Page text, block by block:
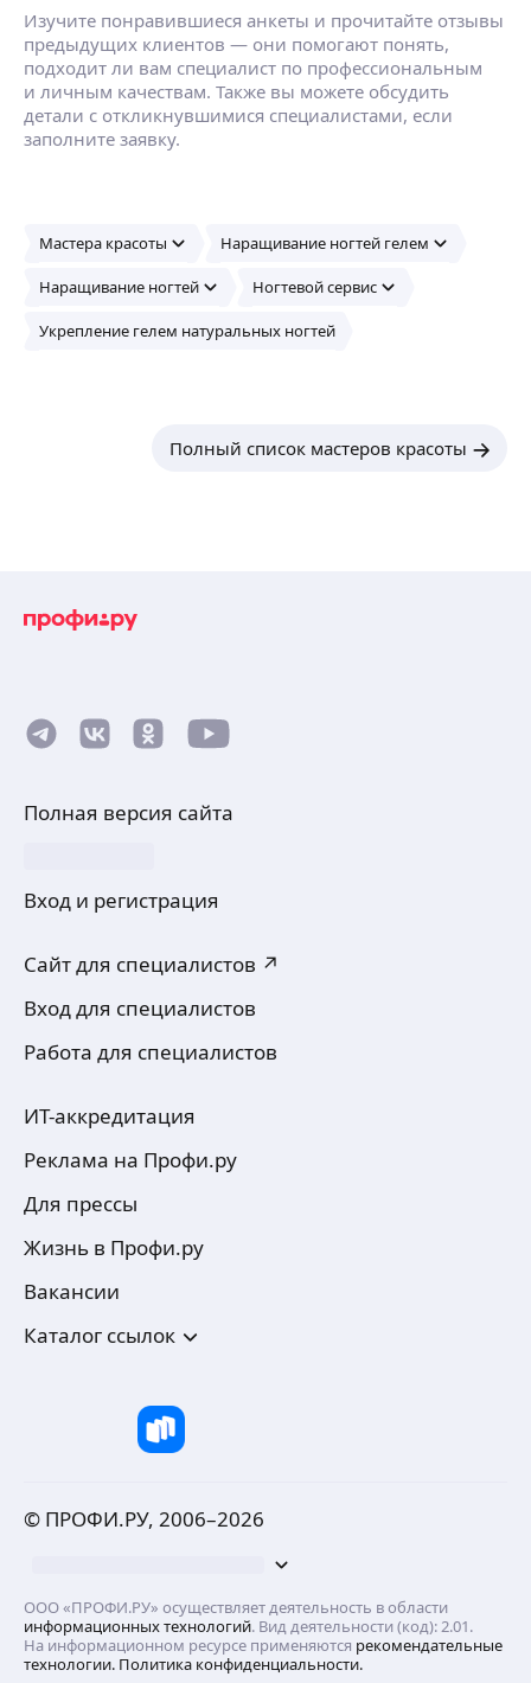
Изучите понравившиеся анкеты и прочитайте отзывы
предыдущих клиентов — они помогают понять,
подходит ли вам специалист по профессиональным
и личным качествам. Также вы можете обсудить
детали с откликнувшимися специалистами, если
заполните заявку.
Мастера красоты Наращивание ногтей гелем
Наращивание ногтей Ногтевой сервис
Укрепление гелем натуральных ногтей
Полный список мастеров красоты
Полная версия сайта
Вход и регистрация
Сайт для специалистов ↗
Вход для специалистов
Работа для специалистов
ИТ-аккредитация
Реклама на Профи.ру
Для прессы
Жизнь в Профи.ру
Вакансии
Каталог ссылок
© ПРОФИ.РУ, 2006–2026
ООО «ПРОФИ.РУ» осуществляет деятельность в области
информационных технологий. Вид деятельности (код): 2.01.
На информационном ресурсе применяются рекомендательные
технологии. Политика конфиденциальности.